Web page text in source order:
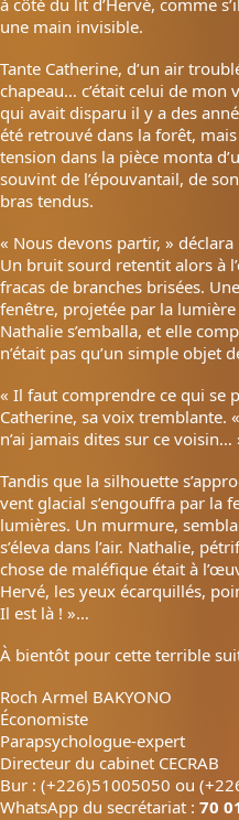
à côté du lit d’Hervé, comme
une main invisible.
Tante Catherine, d’un air
chapeau… c’était celui de
qui avait disparu il y a des
été retrouvé dans la forêt,
tension dans la pièce monta
souvint de l’épouvantail, de
bras tendus.
« Nous devons partir, »
Un bruit sourd retentit alors à
fracas de branches brisées.
fenêtre, projetée par la
Nathalie s’emballa, et elle
n’était pas qu’un simple objet
« Il faut comprendre ce qui se
Catherine, sa voix tremblante.
n’ai jamais dites sur ce voisin…
Tandis que la silhouette
vent glacial s’engouffra par la
lumières. Un murmure,
s’éleva dans l’air. Nathalie,
chose de maléfique était à
Hervé, les yeux écarquillés,
Il est là ! »…
À bientôt pour cette terrible
Roch Armel BAKYONO
Économiste
Parapsychologue-expert
Directeur du cabinet CECRAB
Bur : (+226)51005050 ou
WhatsApp du secrétariat : 70